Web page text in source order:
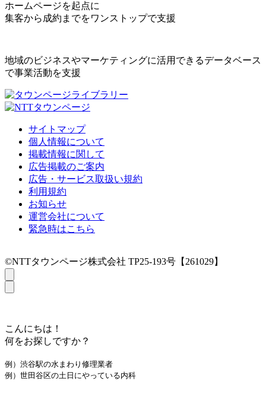
ホームページを起点に
集客から成約までをワンストップで支援
地域のビジネスやマーケティングに活用できるデータベース
で事業活動を支援
サイトマップ
個人情報について
掲載情報に関して
広告掲載のご案内
広告・サービス取扱い規約
利用規約
お知らせ
運営会社について
緊急時はこちら
©NTTタウンページ株式会社 TP25-193号【261029】
こんにちは！
何をお探しですか？
例）渋谷駅の水まわり修理業者
例）世田谷区の土日にやっている内科